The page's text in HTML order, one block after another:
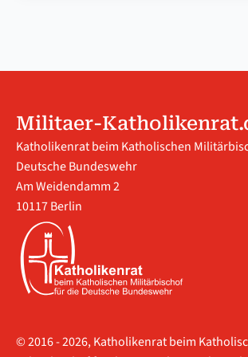
Militaer-
Katholikenrat beim Katholischen
Deutsche Bundeswehr
Am Weidendamm 2
10117 Berlin
© 2016 - 2026, Katholikenrat beim